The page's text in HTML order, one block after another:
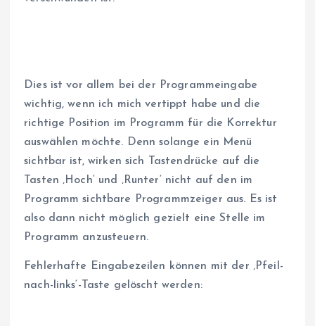
Dies ist vor allem bei der Programmeingabe
wichtig, wenn ich mich vertippt habe und die
richtige Position im Programm für die Korrektur
auswählen möchte. Denn solange ein Menü
sichtbar ist, wirken sich Tastendrücke auf die
Tasten ‚Hoch‘ und ‚Runter‘ nicht auf den im
Programm sichtbare Programmzeiger aus. Es ist
also dann nicht möglich gezielt eine Stelle im
Programm anzusteuern.
Fehlerhafte Eingabezeilen können mit der ‚Pfeil-
nach-links‘-Taste gelöscht werden: